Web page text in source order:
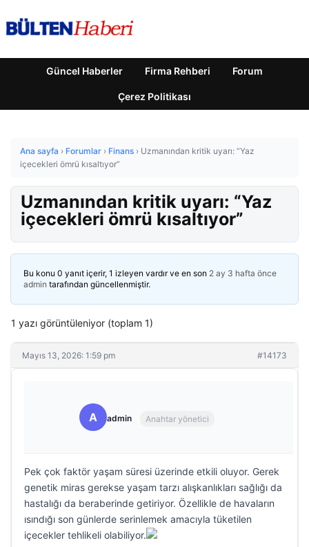
Güncel Haberler Firma Rehberi Forum
Çerez Politikası
Ana sayfa › Forumlar › Finans › Uzmanından kritik uyarı: “Yaz
içecekleri ömrü kısaltıyor”
Uzmanından kritik uyarı: “Yaz
içecekleri ömrü kısaltıyor”
Bu konu 0 yanıt içerir, 1 izleyen vardır ve en son 2 ay 3 hafta önce
admin tarafından güncellenmiştir.
1 yazı görüntüleniyor (toplam 1)
Mayıs 13, 2026: 1:59 pm #14173
A admin Anahtar yönetici
Pek çok faktör yaşam süresi üzerinde etkili oluyor. Gerek
genetik miras gerekse yaşam tarzı alışkanlıkları sağlığı da
hastalığı da beraberinde getiriyor. Özellikle de havaların
ısındığı son günlerde serinlemek amacıyla tüketilen
içecekler tehlikeli olabiliyor.